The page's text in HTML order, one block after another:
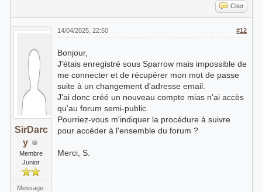
Citer
SirDarc
y
Membre
Junior
Message
#12
14/04/2025, 22:50
Bonjour,
J'étais enregistré sous Sparrow mais impossible de
me connecter et de récupérer mon mot de passe
suite à un changement d'adresse email.
J'ai donc créé un nouveau compte mias n'ai accès
qu'au forum semi-public.
Pourriez-vous m'indiquer la procédure à suivre
pour accéder à l'ensemble du forum ?
Merci, S.